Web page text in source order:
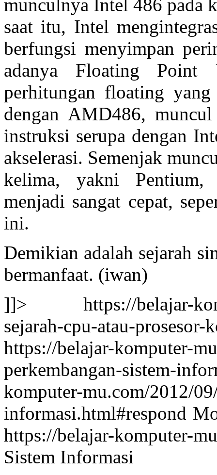
munculnya Intel 486 pada
saat itu, Intel
berfungsi menyimpan
adanya Floating Point
perhitungan floating
dengan AMD486,
instruksi serupa dengan
akselerasi. Semenjak
kelima, yakni Pentium,
menjadi sangat cepat,
ini.
Demikian adalah sejarah
bermanfaat. (iwan)
]]> https://belajar-
sejarah-cpu-atau-prosesor-
https://belajar-komputer-
perkembangan-
komputer-mu.com/2012/
informasi.html#respond
https://belajar-komputer-
Sistem Informasi